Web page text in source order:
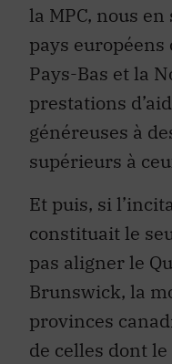
la MPC, nous
pays européens
Pays-Bas et la
prestations
généreuses à
supérieurs à
Et puis, si
constituait le
pas aligner le
Brunswick, la
provinces
de celles dont